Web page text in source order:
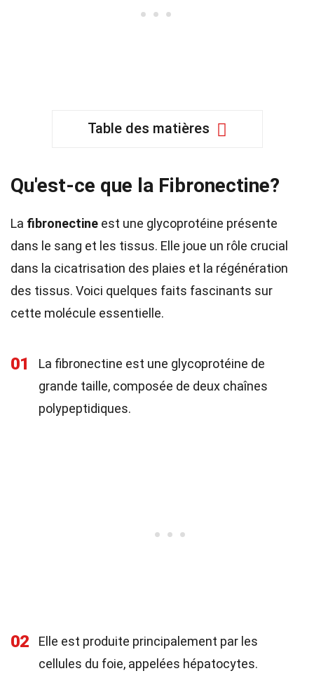
Table des matières
Qu'est-ce que la Fibronectine?
La fibronectine est une glycoprotéine présente
dans le sang et les tissus. Elle joue un rôle crucial
dans la cicatrisation des plaies et la régénération
des tissus. Voici quelques faits fascinants sur
cette molécule essentielle.
01
La fibronectine est une glycoprotéine de
grande taille, composée de deux chaînes
polypeptidiques.
02
Elle est produite principalement par les
cellules du foie, appelées hépatocytes.